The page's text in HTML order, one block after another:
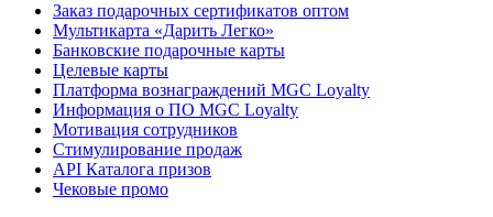
Заказ подарочных сертификатов оптом
Мультикарта «Дарить Легко»
Банковские подарочные карты
Целевые карты
Платформа вознаграждений MGC Loyalty
Информация о ПО MGC Loyalty
Мотивация сотрудников
Стимулирование продаж
API Каталога призов
Чековые промо